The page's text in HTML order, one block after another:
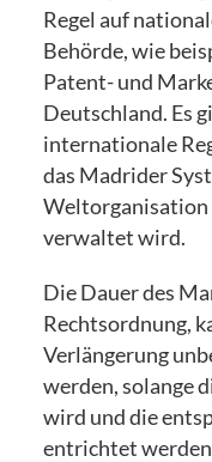
Regel auf
Behörde, wie
Patent- und
Deutschland. Es
internationale
das Madrider
Weltorganisation
verwaltet wird.
Die Dauer des
Rechtsordnung,
Verlängerung
werden, solange
wird und die
entrichtet